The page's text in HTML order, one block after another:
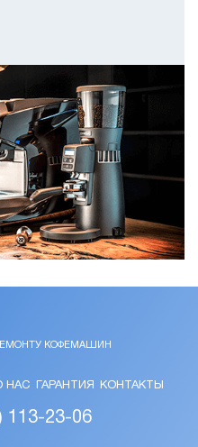
КОФЕМАШИН
НАС ГАРАНТИЯ КОНТАКТЫ
113-23-06